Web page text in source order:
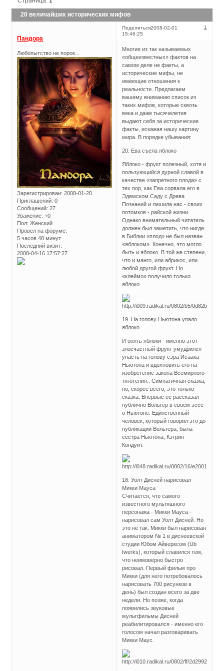
20 величайших исторических мифов
Поделиться 1
2008-02-01
15:46:25
Пандора
Любопытство не порок...
Зарегистрирован: 2008-01-20
Приглашений: 0
Сообщений: 27
Уважение: +0
Пол: Женский
Провел на форуме:
5 часов 48 минут
Последний визит:
2008-04-16 17:57:27
Многие из так называемых
«общеизвестных» фактов на
самом деле не факты, а
исторические мифы, не
имеющие отношения к
реальности. Предлагаем
вашему вниманию список из
таких мифов, которые сквозь
века и даже тысячелетия
выдают себя за исторические
факты, искажая нашу картину
мира. В порядке убывания:
20. Ева съела яблоко
Яблоко - фрукт полезный, хотя и
пользующийся дурной славой в
качестве «запретного плода» с
тех пор, как Ева сорвала его в
Эдемском Саду с Древа
Познаний и лишила нас - своих
потомков - райской жизни.
Однако внимательный читатель
должен был заметить, что нигде
в Библии «плод» не был назван
«яблоком». Конечно, это могло
быть и яблоко. В той же степени,
что и манго, или абрикос, или
любой другой фрукт. Но
«клеймо» получило только
яблоко.
19. На голову Ньютона упало
яблоко
И опять яблоки - именно этот
злосчастный фрукт умудрился
упасть на голову сэра Исаака
Ньютона и вдохновить его на
изобретение закона Всемирного
тяготения.. Симпатичная сказка,
но, скорее всего, это только
сказка. Впервые ее рассказал
публично Вольтер в своем эссе
о Ньютоне. Единственный
человек, который говорил это до
публикации Вольтера, была
сестра Ньютона, Кэтрин
Кондуит.
18. Уолт Дисней нарисовал
Микки Мауса
Считается, что самого
известного мультяшного
персонажа - Микки Мауса -
нарисовал сам Уолт Дисней. Но
это не так. Микки был нарисован
аниматором № 1 в диснеевской
студии Юбом Айверксом (Ub
Iwerks), который славился тем,
что неимоверно быстро
рисовал. Первый фильм про
Микки (для него потребовалось
нарисовать 700 рисунков в
день) был создан всего за две
недели. Но позже, когда
появились звуковые
мультфильмы Дисней
реабилитировался - именно его
голосом начал разговаривать
Микки Маус.